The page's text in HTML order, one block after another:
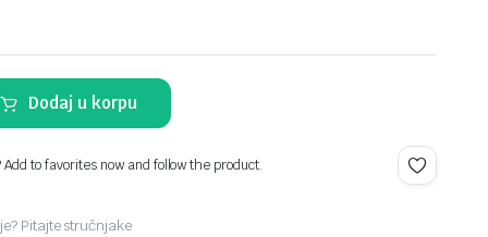
Dodaj u korpu
to favorites now and follow the product.
Pitajte stručnjake